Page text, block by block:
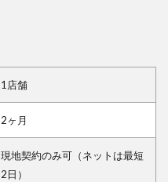
1店舗
2ヶ月
現地契約のみ可（ネットは最短
2日）